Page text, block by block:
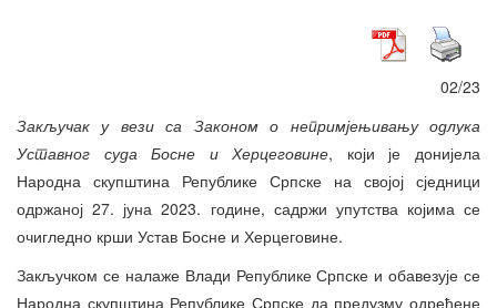
02/23
Закључак у вези са Законом о непримјењивању одлука
Уставног суда Босне и Херцеговине, који је донијела
Народна скупштина Републике Српске на својој сједници
одржаној 27. јуна 2023. године, садржи упутства којима се
очигледно крши Устав Босне и Херцеговине.
Закључком се налаже Влади Републике Српске и обавезује се
Народна скупштина Републике Српске да предузму одређене